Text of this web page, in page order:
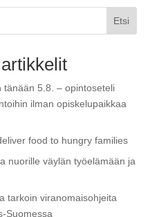
Etsi
tänään 5.8. – opintoseteli
ilman opiskelupaikkaa
food to hungry families
nuorille väylän työelämään ja
tarkoin viranomaisohjeita
Suomessa